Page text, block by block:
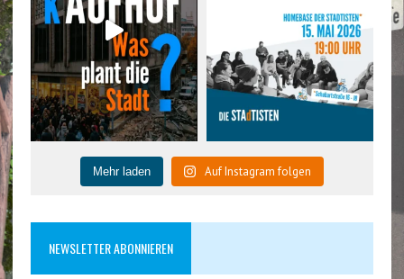
Mehr laden Auf Instagram folgen
NEWSLETTER ABONNIEREN